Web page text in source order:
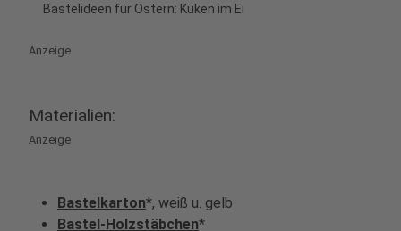
Bastelideen für Ostern: Küken im Ei
Anzeige
Materialien:
Anzeige
Bastelkarton*, weiß u. gelb
Bastel-Holzstäbchen*